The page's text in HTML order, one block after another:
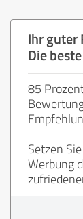
Ihr guter
Die
85
Setzen
Werbung